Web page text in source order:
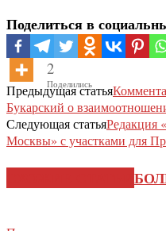
Поделиться в
2
Поделились
Предыдущая статья
Букарский о
Следующая статьяРедакция
Москвы» с участками для